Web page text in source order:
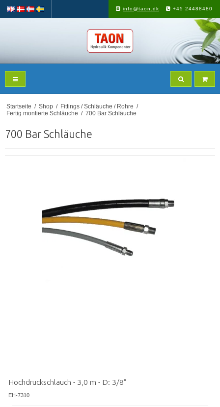
info@taon.dk +45 24488480
Startseite / Shop / Fittings / Schläuche / Rohre /
Fertig montierte Schläuche / 700 Bar Schläuche
700 Bar Schläuche
Hochdruckschlauch - 3,0 m - D: 3/8"
EH-7310